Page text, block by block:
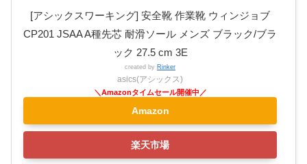
[アシックスワーキング] 安全靴 作業靴 ウィンジョブ
CP201 JSAA A種先芯 耐滑ソール メンズ ブラック/ブラ
ック 27.5 cm 3E
created by Rinker
asics(アシックス)
Amazon
楽天市場